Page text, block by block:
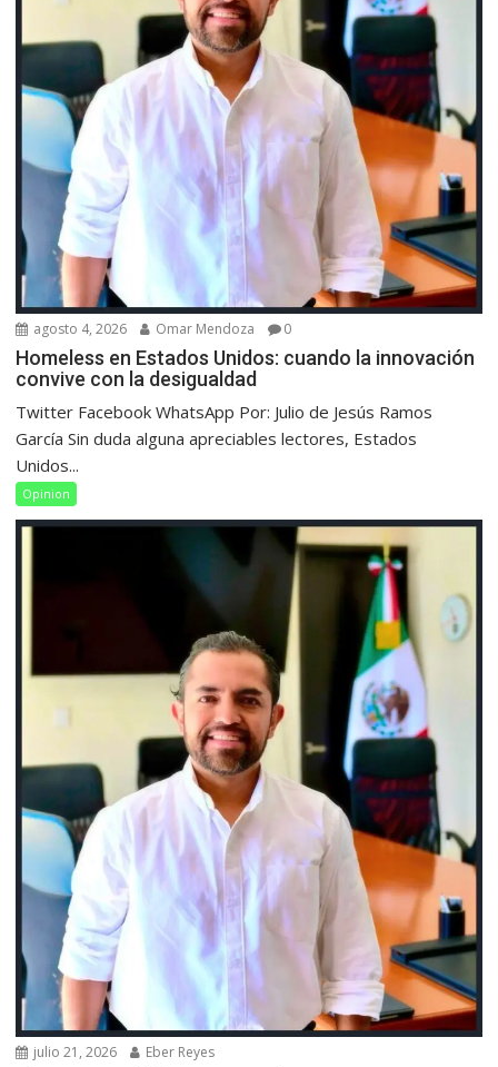
agosto 4, 2026 Omar Mendoza 0
Homeless en Estados Unidos: cuando la innovación
convive con la desigualdad
Twitter Facebook WhatsApp Por: Julio de Jesús Ramos
García Sin duda alguna apreciables lectores, Estados
Unidos...
Opinion
julio 21, 2026 Eber Reyes